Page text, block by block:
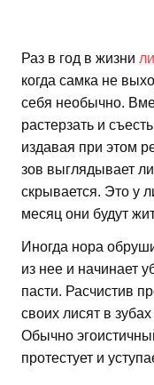
Раз в год в жизни
когда самка не
себя необычно.
растерзать и
издавая при этом
зов выглядывает
скрывается. Это у
месяц они будут
Иногда нора
из нее и начинает
пасти. Расчистив
своих лисят в
Обычно
протестует и